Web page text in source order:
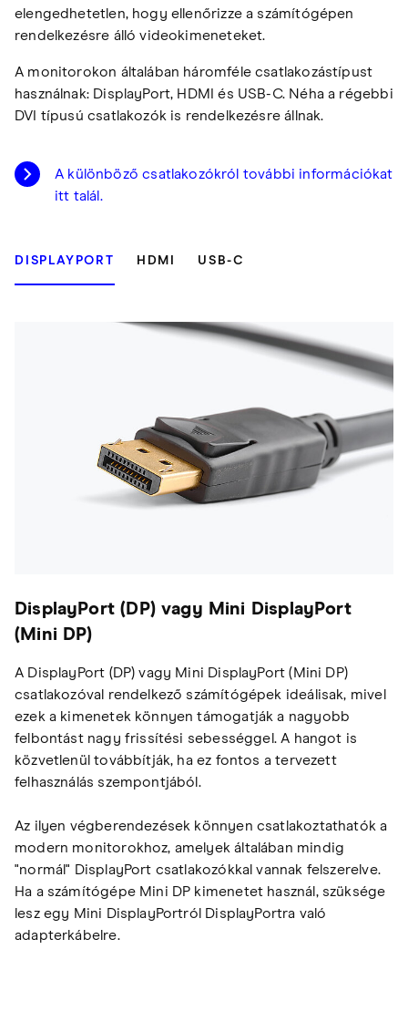
elengedhetetlen, hogy ellenőrizze a számítógépen
rendelkezésre álló videokimeneteket.
A monitorokon általában háromféle csatlakozástípust
használnak: DisplayPort, HDMI és USB-C. Néha a régebbi
DVI típusú csatlakozók is rendelkezésre állnak.
A különböző csatlakozókról további információkat
itt talál.
DISPLAYPORT HDMI USB-C
DisplayPort (DP) vagy Mini DisplayPort
(Mini DP)
A DisplayPort (DP) vagy Mini DisplayPort (Mini DP)
csatlakozóval rendelkező számítógépek ideálisak, mivel
ezek a kimenetek könnyen támogatják a nagyobb
felbontást nagy frissítési sebességgel. A hangot is
közvetlenül továbbítják, ha ez fontos a tervezett
felhasználás szempontjából.
Az ilyen végberendezések könnyen csatlakoztathatók a
modern monitorokhoz, amelyek általában mindig
"normál" DisplayPort csatlakozókkal vannak felszerelve.
Ha a számítógépe Mini DP kimenetet használ, szüksége
lesz egy Mini DisplayPortról DisplayPortra való
adapterkábelre.